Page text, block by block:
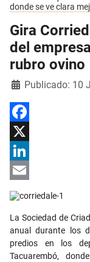
donde se ve clara
Gira
del
rubro ovino
DetallesPublicado: 10
Facebook
X
LinkedIn
Email
La Sociedad de
anual durante los
predios en los
Tacuarembó,